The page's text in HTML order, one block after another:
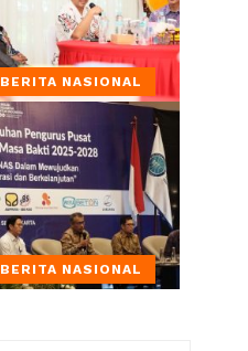
BERITA NASIONAL
BERITA NASIONAL